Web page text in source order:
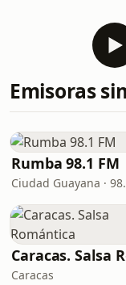
Emisoras
Rumba 98.1 FM
Ciudad Guayana ·
Caracas